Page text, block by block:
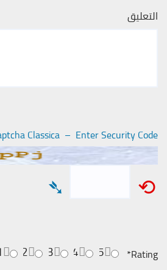
التعليق
Classica – Enter Security Code
⟲
➴
Rating
*
5
4
3
2